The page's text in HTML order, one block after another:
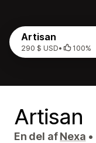
Artisan
290 $ USD• 100%
Artisan
En del afNexa •